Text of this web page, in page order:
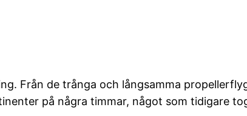
Från de trånga och långsamma
på några timmar, något som tidigare